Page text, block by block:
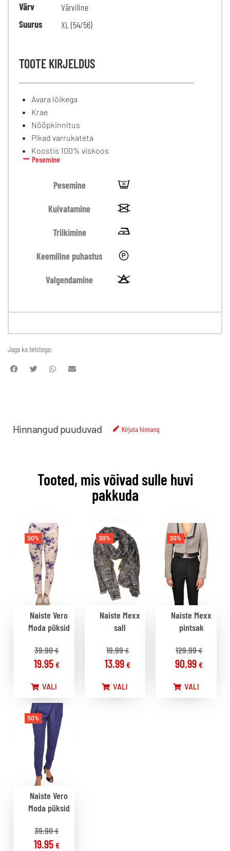
Värv
Värviline
Suurus
XL (54/56)
TOOTE KIRJELDUS
Avara lõikega
Krae
Nööpkinnitus
Pikad varrukateta
Koostis 100% viskoos
Pesemine
Pesemine
Kuivatamine
Triikimine
Keemiline puhastus
Valgendamine
Jaga ka teistega:
Hinnangud puuduvad Kirjuta hinnang
Tooted, mis võivad sulle huvi
pakkuda
50%
Naiste Vero
Moda püksid
39.90€
19.95 €
VALI
30%
Naiste Mexx
sall
19.99€
13.99€
VALI
30%
Naiste Mexx
pintsak
129.99€
90.99€
VALI
50%
Naiste Vero
Moda püksid
39.90€
19.95 €